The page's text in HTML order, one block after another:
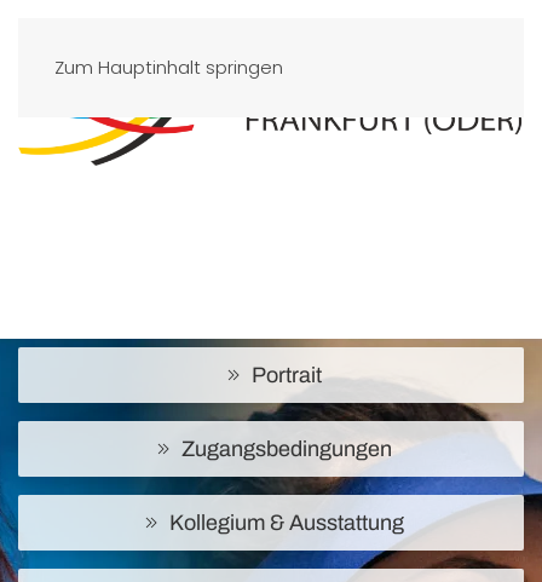
Zum Hauptinhalt springen
Portrait
Zugangsbedingungen
Kollegium & Ausstattung